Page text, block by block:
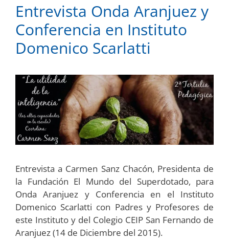
Entrevista Onda Aranjuez y
Conferencia en Instituto
Domenico Scarlatti
Entrevista a Carmen Sanz Chacón, Presidenta de
la Fundación El Mundo del Superdotado, para
Onda Aranjuez y Conferencia en el Instituto
Domenico Scarlatti con Padres y Profesores de
este Instituto y del Colegio CEIP San Fernando de
Aranjuez (14 de Diciembre del 2015).